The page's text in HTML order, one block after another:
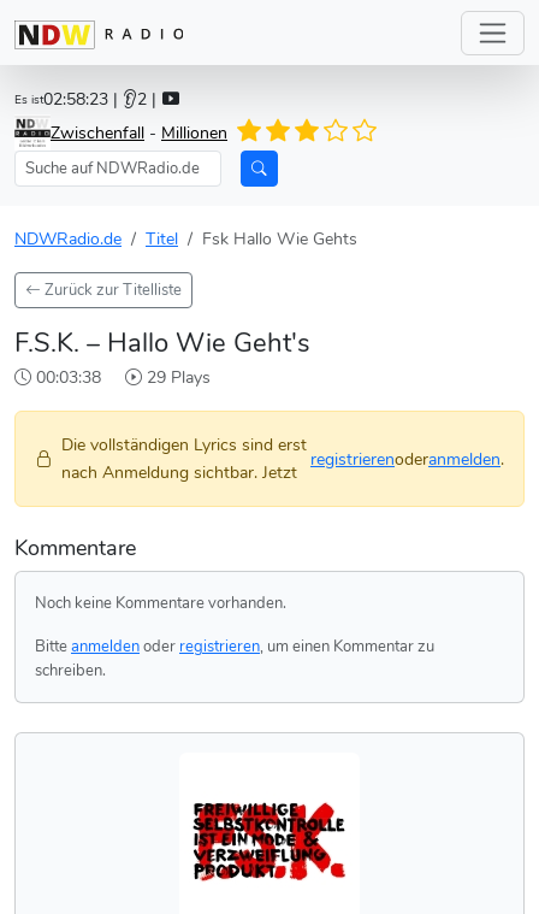
Es ist02:58:23 | 👂2 |
Zwischenfall - Millionen
NDWRadio.de Titel Fsk Hallo Wie Gehts
Zurück zur Titelliste
F.S.K. – Hallo Wie Geht's
00:03:38 29 Plays
Die vollständigen Lyrics sind erst
nach Anmeldung sichtbar. Jetzt
registrierenoderanmelden.
Kommentare
Noch keine Kommentare vorhanden.
Bitteanmeldenoder registrieren, um einen Kommentar zu
schreiben.